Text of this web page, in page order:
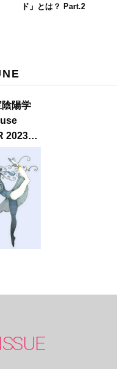
ド」とは？ Part.2
陰陽学
2023
】